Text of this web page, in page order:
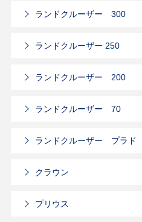
ランドクルーザー 300
ランドクルーザー 250
ランドクルーザー 200
ランドクルーザー 70
ランドクルーザー プラド
クラウン
プリウス